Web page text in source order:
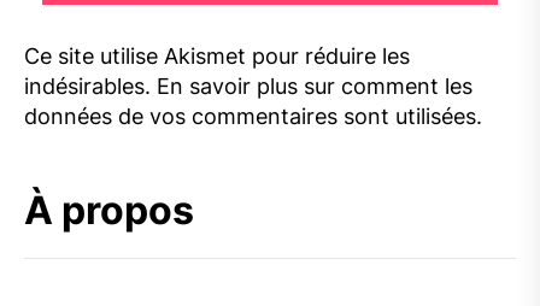
Ce site utilise Akismet pour réduire les
indésirables. En savoir plus sur comment les
données de vos commentaires sont utilisées.
À propos